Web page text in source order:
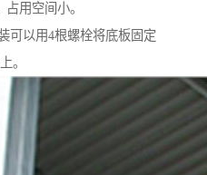
用空间小。
可以用4根螺栓将底板固定
。